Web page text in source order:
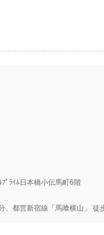
ﾟﾗｲﾑ日本橋小伝馬町6階
、都営新宿線「馬喰横山」